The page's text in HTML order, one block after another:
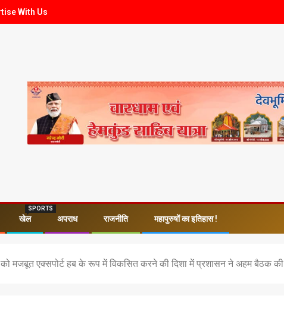
With Us
खेल
SPORTS
अपराध राजनीति महापुरुषों का इतिहास !
को मजबूत एक्सपोर्ट हब के रूप में विकसित करने की दिशा में प्रशासन ने अहम बैठक की